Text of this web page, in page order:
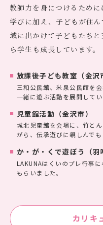
教師力を身につけるため
学びに加え、子どもが住
域に出かけて子どもたち
ら学生も成長しています。
放課後子ども教室（金沢
三和公民館、米泉公民館を
一緒に遊ぶ活動を展開してい
児童館活動（金沢市）
城北児童館を会場に、竹と
がら、伝承遊びに親しんでも
か・が・くで遊ぼう（羽
LAKUNAはくいのプレ行事
もらいました。
カリキ